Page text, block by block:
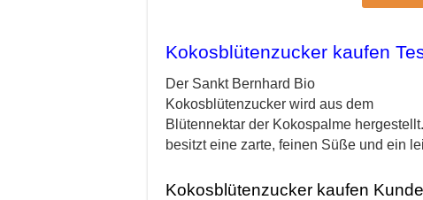
Kokosblütenzucker kaufen
Der Sankt Bernhard Bio
Kokosblütenzucker wird aus dem
Blütennektar der Kokospalme
besitzt eine zarte, feinen Süße und ein
Kokosblütenzucker kaufen